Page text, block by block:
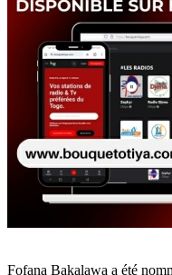
Fofana Bakalawa a été